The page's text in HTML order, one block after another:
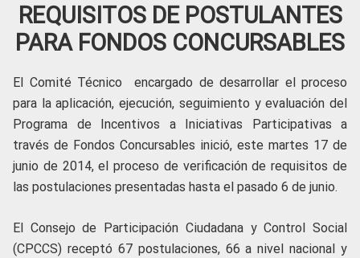
REQUISITOS DE POSTULANTES
PARA FONDOS CONCURSABLES
El Comité Técnico encargado de desarrollar el proceso
para la aplicación, ejecución, seguimiento y evaluación del
Programa de Incentivos a Iniciativas Participativas a
través de Fondos Concursables inició, este martes 17 de
junio de 2014, el proceso de verificación de requisitos de
las postulaciones presentadas hasta el pasado 6 de junio.
El Consejo de Participación Ciudadana y Control Social
(CPCCS) receptó 67 postulaciones, 66 a nivel nacional y